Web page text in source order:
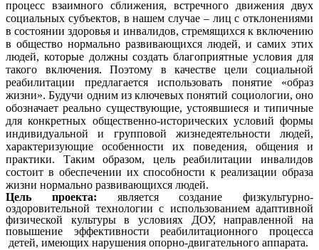
процесс взаимного сближения, встречного движения двух
социальных субъектов, в нашем случае – лиц с отклонениями
в состоянии здоровья и инвалидов, стремящихся к включению
в общество нормально развивающихся людей, и самих этих
людей, которые должны создать благоприятные условия для
такого включения. Поэтому в качестве цели социальной
реабилитации предлагается использовать понятие «образ
жизни». Будучи одним из ключевых понятий социологии, оно
обозначает реально существующие, устоявшиеся и типичные
для конкретных общественно-исторических условий формы
индивидуальной и групповой жизнедеятельности людей,
характеризующие особенности их поведения, общения и
практики. Таким образом, цель реабилитации инвалидов
состоит в обеспечении их способности к реализации образа
жизни нормально развивающихся людей.
Цель проекта: является создание физкультурно-
оздоровительной технологии с использованием адаптивной
физической культуры в условиях ДОУ, направленной на
повышение эффективности реабилитационного процесса
детей, имеющих нарушения опорно-двигательного аппарата.